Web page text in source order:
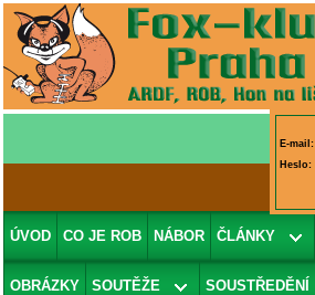
E-mail:
Heslo:
ÚVOD CO JE ROB NÁBOR ČLÁNKY
OBRÁZKY SOUTĚŽE SOUSTŘEDĚNÍ
Dokumenty ke stažení
Filtr: